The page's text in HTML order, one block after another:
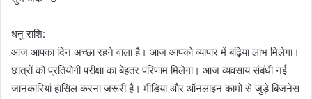
धनु राशि:
आज आपका दिन अच्छा रहने वाला है। आज आपको व्यापार में बढ़िया लाभ मिलेगा।
छात्रों को प्रतियोगी परीक्षा का बेहतर परिणाम मिलेगा। आज व्यवसाय संबंधी नई
जानकारियां हासिल करना जरूरी है। मीडिया और ऑनलाइन कामों से जुड़े बिजनेस